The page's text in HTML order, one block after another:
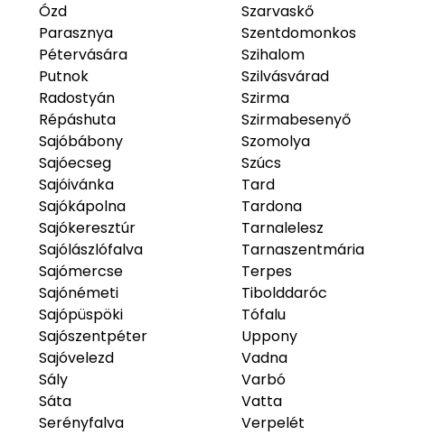
Ózd
Parasznya
Pétervására
Putnok
Radostyán
Répáshuta
Sajóbábony
Sajóecseg
Sajóivánka
Sajókápolna
Sajókeresztúr
Sajólászlófalva
Sajómercse
Sajónémeti
Sajópüspöki
Sajószentpéter
Sajóvelezd
Sály
Sáta
Serényfalva
Szarvaskő
Szentdomonkos
Szihalom
Szilvásvárad
Szirma
Szirmabesenyő
Szomolya
Szúcs
Tard
Tardona
Tarnalelesz
Tarnaszentmária
Terpes
Tibolddaróc
Tófalu
Uppony
Vadna
Varbó
Vatta
Verpelét